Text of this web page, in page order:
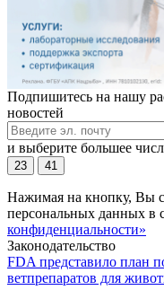
Подпишитесь на нашу
новостей
и выберите большее
23 41
Нажимая на кнопку, Вы
персональных данных в
конфиденциальности»
Законодательство
FDA представило план
ветпрепаратов для